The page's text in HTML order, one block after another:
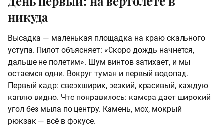
никуда
Высадка — маленькая площадка на краю скального
уступа. Пилот объясняет: «Скоро дождь начнется,
дальше не полетим». Шум винтов затихает, и мы
остаемся одни. Вокруг туман и первый водопад.
Первый кадр: сверхширик, резкий, красивый, каждую
каплю видно. Что понравилось: камера дает широкий
угол без мыла по центру. Камень, мох, мокрый
рюкзак — всё в фокусе.